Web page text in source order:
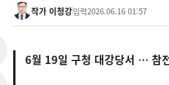
작가 이청강입력2026.06.16 01:57
6월 19일 구청 대강당서 … 참